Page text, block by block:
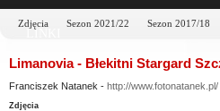
Zdjęcia Sezon 2021/22 Sezon 2017/18
LINKI
Limanovia - Błekitni Stargard
Franciszek Natanek - http://www.fotonatanek.pl/
Zdjęcia